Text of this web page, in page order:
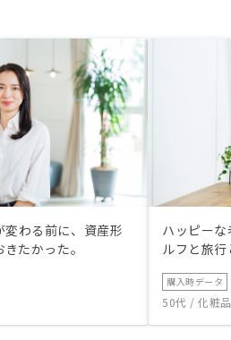
わる前に、資産形
たかった。
ハッピー
ルフと旅
購入時データ
50代 / 化粧